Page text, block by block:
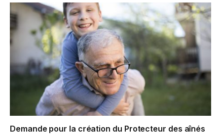
Demande pour la création du Protecteur des aînés